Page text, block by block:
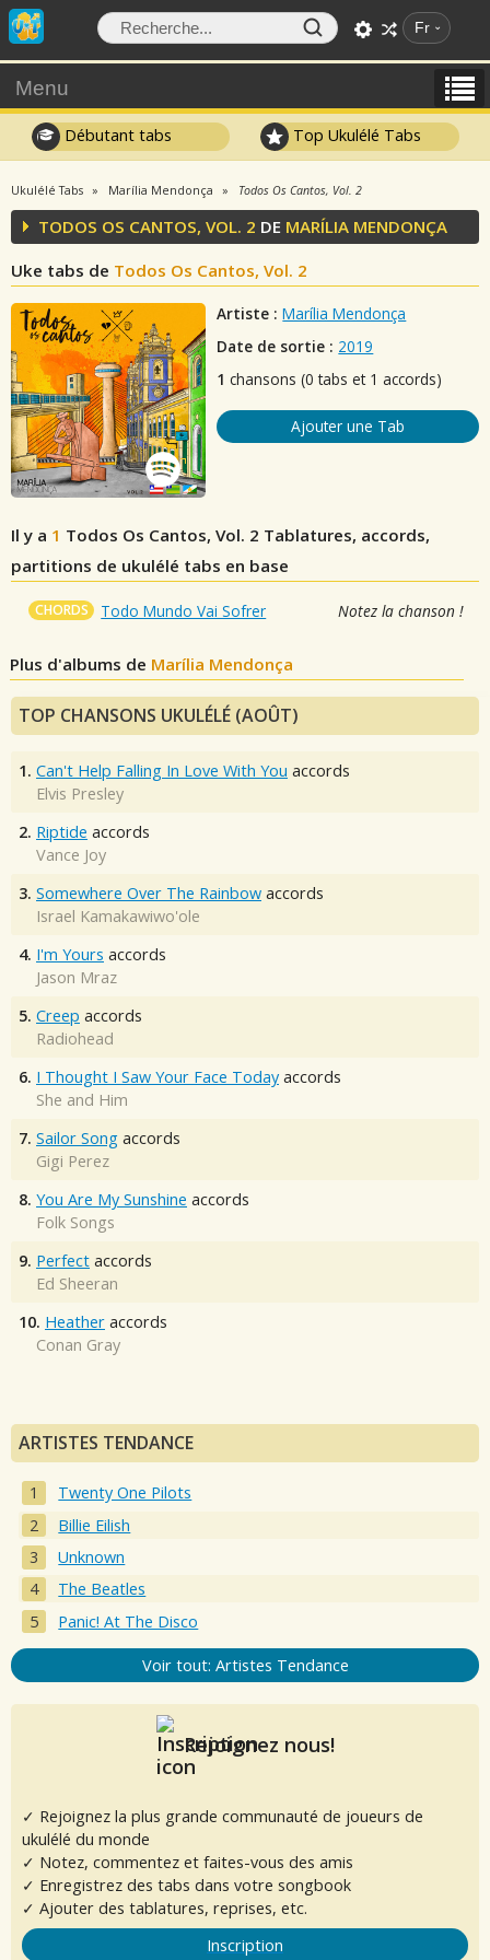
Fr
Menu
Débutant tabs Top Ukulélé Tabs
Ukulélé Tabs Marília Mendonça Todos Os Cantos, Vol. 2
TODOS OS CANTOS, VOL. 2 DE MARÍLIA MENDONÇA
Uke tabs de Todos Os Cantos, Vol. 2
Artiste : Marília Mendonça
Date de sortie : 2019
1 chansons (0 tabs et 1 accords)
Ajouter une Tab
Il y a 1 Todos Os Cantos, Vol. 2 Tablatures, accords,
partitions de ukulélé tabs en base
CHORDS Todo Mundo Vai Sofrer Notez la chanson !
Plus d'albums de Marília Mendonça
TOP CHANSONS UKULÉLÉ (AOÛT)
1. Can't Help Falling In Love With You accords
Elvis Presley
2. Riptide accords
Vance Joy
3. Somewhere Over The Rainbow accords
Israel Kamakawiwo'ole
4. I'm Yours accords
Jason Mraz
5. Creep accords
Radiohead
6. I Thought I Saw Your Face Today accords
She and Him
7. Sailor Song accords
Gigi Perez
8. You Are My Sunshine accords
Folk Songs
9. Perfect accords
Ed Sheeran
10. Heather accords
Conan Gray
ARTISTES TENDANCE
Twenty One Pilots
Billie Eilish
Unknown
The Beatles
Panic! At The Disco
Voir tout: Artistes Tendance
Rejoignez nous!
✓ Rejoignez la plus grande communauté de joueurs de
ukulélé du monde
✓ Notez, commentez et faites-vous des amis
✓ Enregistrez des tabs dans votre songbook
✓ Ajouter des tablatures, reprises, etc.
Inscription